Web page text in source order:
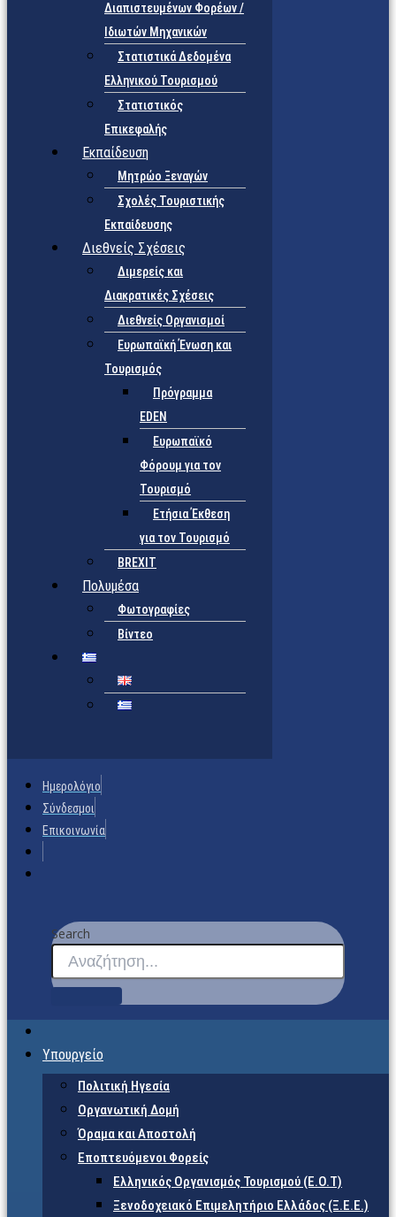
Διαπιστευμένων Φορέων /
Ιδιωτών Μηχανικών
Στατιστικά Δεδομένα
Ελληνικού Τουρισμού
Στατιστικός
Επικεφαλής
Εκπαίδευση
Μητρώο Ξεναγών
Σχολές Τουριστικής
Εκπαίδευσης
Διεθνείς Σχέσεις
Διμερείς και
Διακρατικές Σχέσεις
Διεθνείς Οργανισμοί
Ευρωπαϊκή Ένωση και
Τουρισμός
Πρόγραμμα
EDEN
Ευρωπαϊκό
Φόρουμ για τον
Τουρισμό
Ετήσια Έκθεση
για τον Τουρισμό
BREXIT
Πολυμέσα
Φωτογραφίες
Βίντεο
Ημερολόγιο
Σύνδεσμοι
Επικοινωνία
Search
Υπουργείο
Πολιτική Ηγεσία
Οργανωτική Δομή
Όραμα και Αποστολή
Εποπτευόμενοι Φορείς
Eλληνικός Οργανισμός Τουρισμού (Ε.Ο.Τ)
Ξενοδοχειακό Επιμελητήριο Ελλάδος (Ξ.Ε.Ε.)